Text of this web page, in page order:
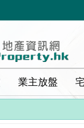
業主放盤